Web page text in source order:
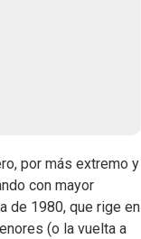
por más extremo y
con mayor
de 1980, que rige en
(o la vuelta a